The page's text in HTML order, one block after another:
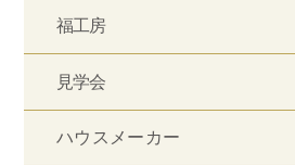
福工房
見学会
ハウスメーカー